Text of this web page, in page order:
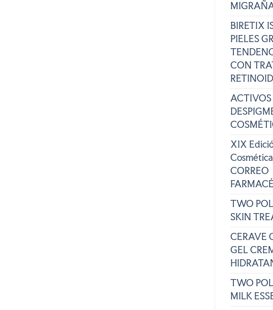
BIRETIX
PIELES
CON
ACTIVOS
XIX
CORREO
TWO
SKIN
CERAVE
GEL
TWO
MILK